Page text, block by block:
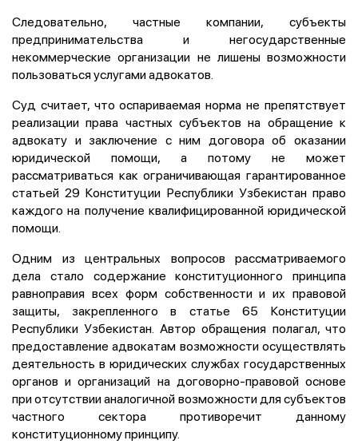
Следовательно, частные компании, субъекты
предпринимательства и негосударственные
некоммерческие организации не лишены возможности
пользоваться услугами адвокатов.
Суд считает, что оспариваемая норма не препятствует
реализации права частных субъектов на обращение к
адвокату и заключение с ним договора об оказании
юридической помощи, а потому не может
рассматриваться как ограничивающая гарантированное
статьей 29 Конституции Республики Узбекистан право
каждого на получение квалифицированной юридической
помощи.
Одним из центральных вопросов рассматриваемого
дела стало содержание конституционного принципа
равноправия всех форм собственности и их правовой
защиты, закрепленного в статье 65 Конституции
Республики Узбекистан. Автор обращения полагал, что
предоставление адвокатам возможности осуществлять
деятельность в юридических службах государственных
органов и организаций на договорно-правовой основе
при отсутствии аналогичной возможности для субъектов
частного сектора противоречит данному
конституционному принципу.